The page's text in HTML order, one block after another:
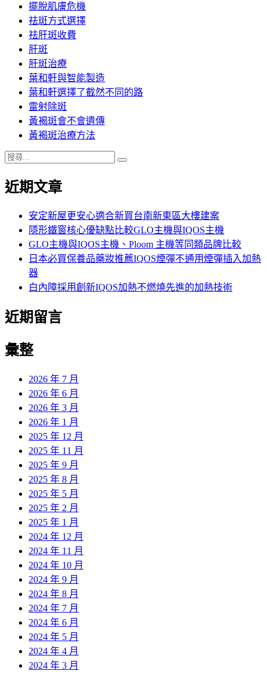
擺脫肌膚危機
祛斑方式選擇
祛肝斑收費
肝斑
肝斑治療
葉和軒與智能製造
葉和軒選擇了截然不同的路
雷射除斑
黃褐斑會不會遺傳
黃褐斑治療方法
搜
關
近期文章
安定新屋更安心適合新買台南新東區大樓建案
隱形鐵窗核心優缺點比較GLO主機與IQOS主機
GLO主機與IQOS主機、Ploom 主機等同類品牌比較
日本必買保養品藥妝推薦IQOS煙彈不通用煙彈插入加熱
器
白內障採用創新IQOS加熱不燃燒先進的加熱技術
近期留言
彙整
2026 年 7 月
2026 年 6 月
2026 年 3 月
2026 年 1 月
2025 年 12 月
2025 年 11 月
2025 年 9 月
2025 年 8 月
2025 年 5 月
2025 年 2 月
2025 年 1 月
2024 年 12 月
2024 年 11 月
2024 年 10 月
2024 年 9 月
2024 年 8 月
2024 年 7 月
2024 年 6 月
2024 年 5 月
2024 年 4 月
2024 年 3 月